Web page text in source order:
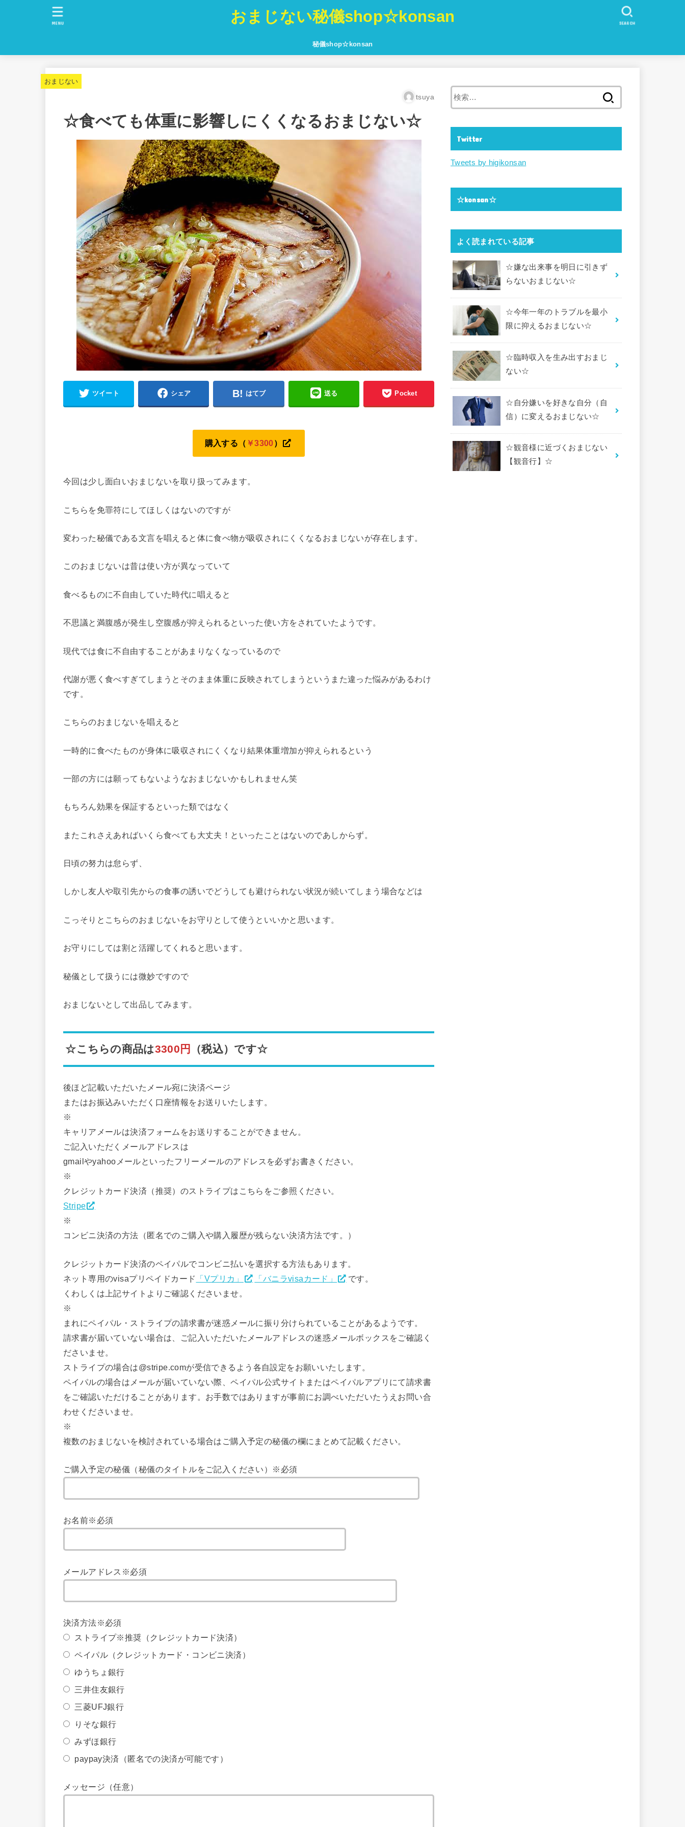
おまじない秘儀shop☆konsan
秘儀shop☆konsan
SEARCH
MENU
おまじない
tsuya
☆食べても体重に影響しにくくなるおまじない☆
ツイート シェア はてブ 送る Pocket
購入する（ ￥3300）
今回は少し面白いおまじないを取り扱ってみます。
こちらを免罪符にしてほしくはないのですが
変わった秘儀である文言を唱えると体に食べ物が吸収されにくくなるおまじないが存在します。
このおまじないは昔は使い方が異なっていて
食べるものに不自由していた時代に唱えると
不思議と満腹感が発生し空腹感が抑えられるといった使い方をされていたようです。
現代では食に不自由することがあまりなくなっているので
代謝が悪く食べすぎてしまうとそのまま体重に反映されてしまうというまた違った悩みがあるわけ
です。
こちらのおまじないを唱えると
一時的に食べたものが身体に吸収されにくくなり結果体重増加が抑えられるという
一部の方には願ってもないようなおまじないかもしれません笑
もちろん効果を保証するといった類ではなく
またこれさえあればいくら食べても大丈夫！といったことはないのであしからず。
日頃の努力は怠らず、
しかし友人や取引先からの食事の誘いでどうしても避けられない状況が続いてしまう場合などは
こっそりとこちらのおまじないをお守りとして使うといいかと思います。
お守りにしては割と活躍してくれると思います。
秘儀として扱うには微妙ですので
おまじないとして出品してみます。
☆こちらの商品は3300円 （税込）です☆
後ほど記載いただいたメール宛に決済ページ
またはお振込みいただく口座情報をお送りいたします。
※
キャリアメールは決済フォームをお送りすることができません。
ご記入いただくメールアドレスは
gmailやyahooメールといったフリーメールのアドレスを必ずお書きください。
※
クレジットカード決済（推奨）のストライプはこちらをご参照ください。
Stripe
※
コンビニ決済の方法（匿名でのご購入や購入履歴が残らない決済方法です。）
クレジットカード決済のペイパルでコンビニ払いを選択する方法もあります。
ネット専用のvisaプリペイドカード
「Vプリカ」 「バニラvisaカード」
です。
くわしくは上記サイトよりご確認くださいませ。
※
まれにペイパル・ストライプの請求書が迷惑メールに振り分けられていることがあるようです。
請求書が届いていない場合は、ご記入いただいたメールアドレスの迷惑メールボックスをご確認く
ださいませ。
ストライプの場合は@stripe.comが受信できるよう各自設定をお願いいたします。
ペイパルの場合はメールが届いていない際、ペイパル公式サイトまたはペイパルアプリにて請求書
をご確認いただけることがあります。お手数ではありますが事前にお調べいただいたうえお問い合
わせくださいませ。
※
複数のおまじないを検討されている場合はご購入予定の秘儀の欄にまとめて記載ください。
ご購入予定の秘儀（秘儀のタイトルをご記入ください）※必須
お名前※必須
メールアドレス※必須
決済方法※必須
ストライプ※推奨（クレジットカード決済）
ペイパル（クレジットカード・コンビニ決済）
ゆうちょ銀行
三井住友銀行
三菱UFJ銀行
りそな銀行
みずほ銀行
paypay決済（匿名での決済が可能です）
メッセージ（任意）
Twitter
Tweets by higikonsan
☆konsan☆
よく読まれている記事
☆嫌な出来事を明日に引きず
らないおまじない☆
☆今年一年のトラブルを最小
限に抑えるおまじない☆
☆臨時収入を生み出すおまじ
ない☆
☆自分嫌いを好きな自分（自
信）に変えるおまじない☆
☆観音様に近づくおまじない
【観音行】☆